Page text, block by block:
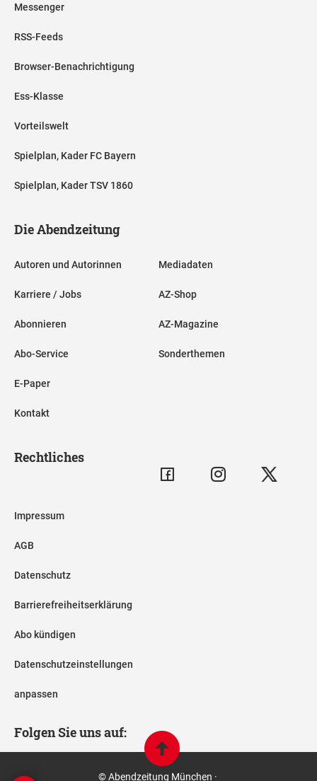
Messenger
RSS-Feeds
Browser-Benachrichtigung
Ess-Klasse
Vorteilswelt
Spielplan, Kader FC Bayern
Spielplan, Kader TSV 1860
Die Abendzeitung
Autoren und Autorinnen
Karriere / Jobs
Abonnieren
Abo-Service
E-Paper
Kontakt
Mediadaten
AZ-Shop
AZ-Magazine
Sonderthemen
Rechtliches
Impressum
AGB
Datenschutz
Barrierefreiheitserklärung
Abo kündigen
Datenschutzeinstellungen
anpassen
Folgen Sie uns auf:
© Abendzeitung München ·